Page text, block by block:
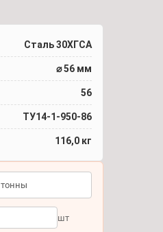
Сталь 30ХГСА
⌀ 56 мм
56
ТУ14-1-950-86
116,0 кг
тонны
шт